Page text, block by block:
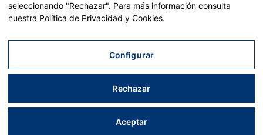
Plan de Recuperación, Transformación y Resiliencia – Financiado por
Recuperación y resiliencia, establecido por el Reglamento (UE)
2021/241 del Parlamento Europeo y del Consejo, de 12 de febrero
Aviso legal|Política de privacidad|Política de cookies|Accesibilidad|Mapa web
| Desarrollado porTrestristes
seleccionando "Rechazar". Para más información consulta
nuestra Política de Privacidad y Cookies.
Configurar
Rechazar
Aceptar